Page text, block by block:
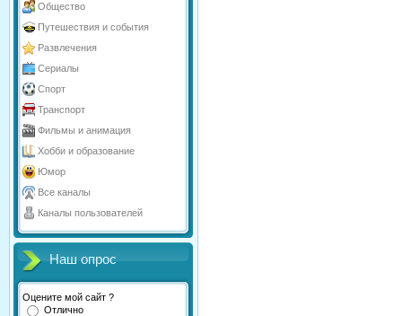
Общество
Путешествия и события
Развлечения
Сериалы
Спорт
Транспорт
Фильмы и анимация
Хобби и образование
Юмор
Все каналы
Каналы пользователей
Наш опрос
Оцените мой сайт ?
Отлично